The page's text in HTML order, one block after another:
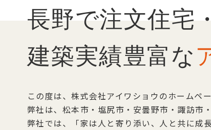
長野で注文住宅
建築実績豊富な
この度は、株式会社アイワショウのホームペ
弊社は、松本市・塩尻市・安曇野市・諏訪市
弊社では、「家は人と寄り添い、人と共に成